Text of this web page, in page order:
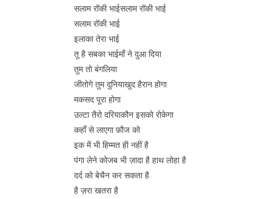
सलाम रॉकी भाईसलाम रॉकी भाई
सलाम रॉकी भाई
इलाका तेरा भाई
तू है सबका भाईमाँ ने दुआ दिया
तुम तो बंगलिया
जीतोगे तुम दुनियाखुद हैरान होगा
मकसद पूरा होगा
उल्टा तैरो दरियाकौन इसको रोकेगा
कहाँ से लाएगा फ़ौज को
इक में भी हिम्मत ही नहीं है
पंगा लेने कोजब भी ज़ादा है हाथ लोहा है
दर्द को बेचैन कर सकता है
है ज़रा खतरा है